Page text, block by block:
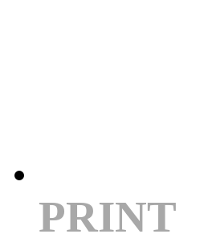
PRINT